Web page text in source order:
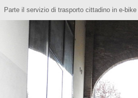
Parte il servizio di trasporto cittadino in e-